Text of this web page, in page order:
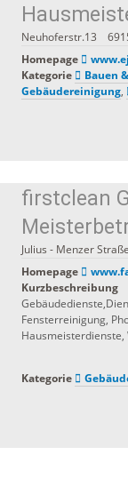
Neuhoferstr.13
Homepage
Kategorie
Bauen
Gebäudereinigung,
firstclean
Julius - Menzer
Homepage
Kurzbeschreibung
Fensterreinigung,
Kategorie